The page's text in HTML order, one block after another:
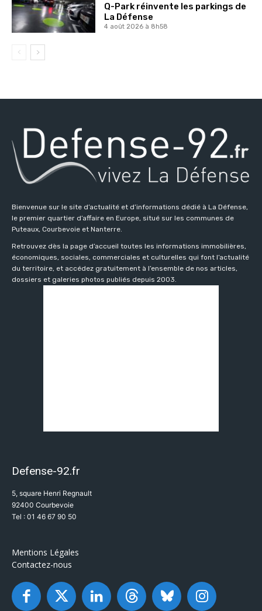
Q-Park réinvente les parkings de
La Défense
4 août 2026 à 8h58
Bienvenue sur le site d’actualité et d’informations dédié à La Défense,
le premier quartier d’affaire en Europe, situé sur les communes de
Puteaux, Courbevoie et Nanterre.
Retrouvez dès la page d’accueil toutes les informations immobilières,
économiques, sociales, commerciales et culturelles qui font l’actualité
du territoire, et accédez gratuitement à l’ensemble de nos articles,
dossiers et galeries photos publiés depuis 2003.
Defense-92.fr
5, square Henri Regnault
92400 Courbevoie
Tel : 01 46 67 90 50
Mentions Légales
Contactez-nous